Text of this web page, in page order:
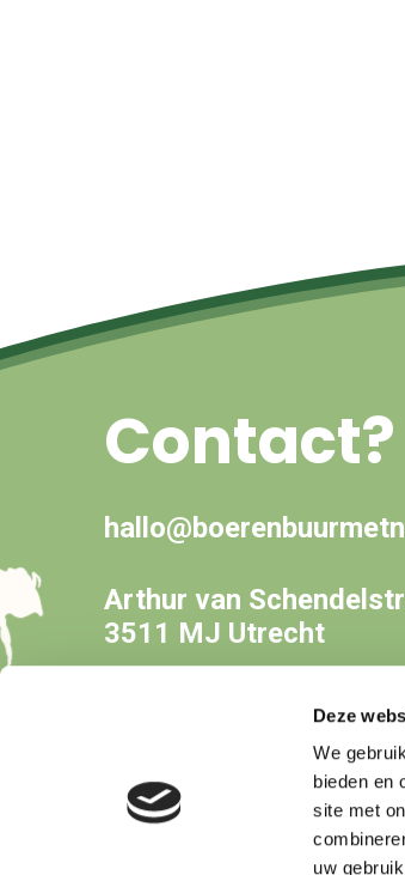
Deze
We
bieden en
site met
uw
Contact?
Arthur van
3511 MJ Utrecht